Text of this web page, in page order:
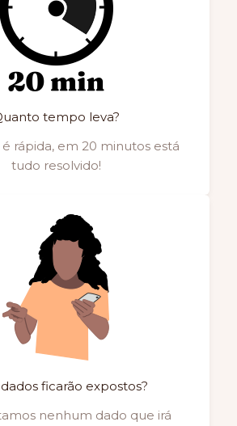
tempo leva?
rápida, em 20 minutos está
tudo resolvido!
ficarão expostos?
nenhum dado que irá